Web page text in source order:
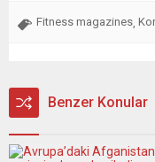
Fitness magazines
Benzer Konular